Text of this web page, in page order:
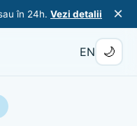
în 24h. Vezi detalii ×
EN 🌙